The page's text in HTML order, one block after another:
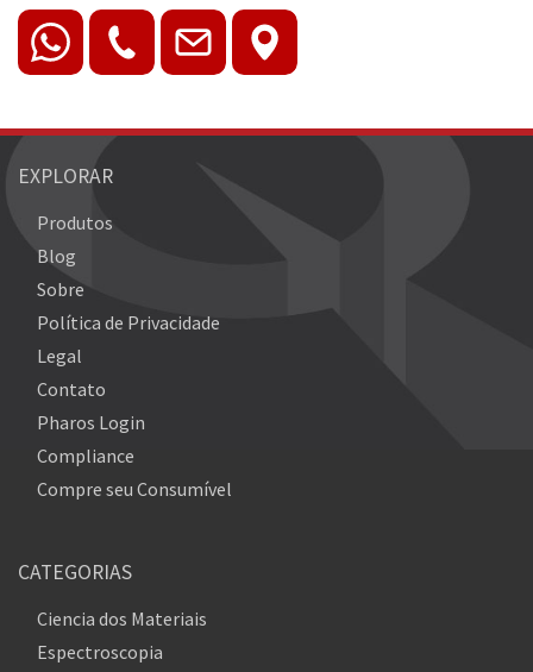
EXPLORAR
Produtos
Blog
Sobre
Política de Privacidade
Legal
Contato
Pharos Login
Compliance
Compre seu Consumível
CATEGORIAS
Ciencia dos Materiais
Espectroscopia